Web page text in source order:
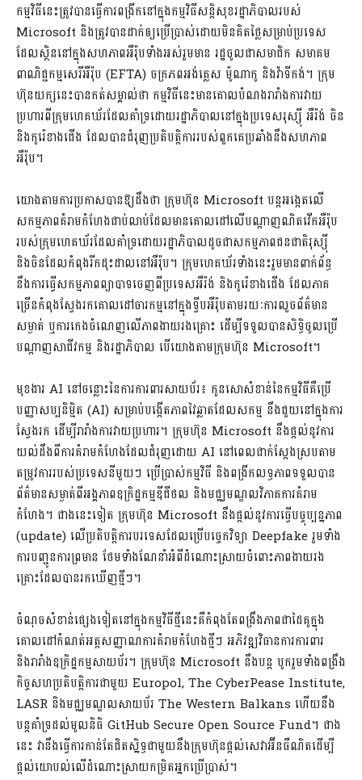
កម្មវិធីនេះត្រូវបានធ្វើការពង្រីកនៅក្នុងកម្មវិធីសន្តិសុខរដ្ឋាភិបាលរបស់
Microsoft និងត្រូវបានដាក់ឲ្យប្រើប្រាស់ដោយមិនគិតថ្លៃសម្រាប់ប្រទេស
ដែលស្ថិននៅក្នុងសហភាពអឺរ៉ុបទាំងអស់រួមមាន រដ្ឋចូលជាសមាជិក សមាគម
ពាណិជ្ជកម្មសេរីអឺរ៉ុប (EFTA) ចក្រភពអង់គ្លេស ម៉ូណាកូ និងវ៉ាទីកង់។ ក្រុម
ហ៊ុនយក្សនេះបានកត់សម្គាល់ថា កម្មវិធីនេះមានគោលបំណងរារាំងការវាយ
ប្រហារពីក្រុមហេគឃ័រដែលគាំទ្រដោយរដ្ឋាភិបាលនៅក្នុងប្រទេសរុស្ស៊ី អឺរ៉ង់ ចិន
និងកូរ៉េខាងជើង ដែលបានជំរុញប្រតិបត្តិការរបស់ពួកគេប្រឆាំងនឹងសហភាព
អឺរ៉ុប។
យោងតាមការប្រកាសបានឱ្យដឹងថា ក្រុមហ៊ុន Microsoft បន្តអង្កេតលើ
សកម្មភាពគំរាមកំហែងជាប់លាប់ដែលមានគោលដៅលើបណ្តាញណិតវើកអឺរ៉ុប
របស់ក្រុមហេគឃ័រដែលគាំទ្រដោយរដ្ឋាភិបាលដូចជាសកម្មភាពជនជាតិរុស្ស៊ី
និងចិនដែលកំពុងរីកដុះដាលនៅអឺរ៉ុប។ ក្រុមហេគឃ័រទាំងនេះរួមមានពាក់ព័ន្ធ
នឹងការធ្វើសកម្មភាពព្យាបាទចេញពីប្រទេសអឺរ៉ង់ និងកូរ៉េខាងជើង ដែលភាគ
ច្រើនកំពុងស្វែងរកគោលដៅចារកម្មនៅក្នុងទ្វីបអឺរ៉ុបតាមរយៈការលួចព័ត៌មាន
សម្ងាត់ ឬការកេងចំណេញលើភាពងាយរងគ្រោះ ដើម្បីទទួលបានសិទ្ធិចូលប្រើ
បណ្តាញសាជីវកម្ម និងរដ្ឋាភិបាល បើយោងតាមក្រុមហ៊ុន Microsoft។
មុខងារ AI នៅចន្លោះនៃការការពារសាយប័រ៖ កូនសោសំខាន់នៃកម្មវិធីគឺប្រើ
បញ្ញាសប្បនិម្មិត (AI) សម្រាប់បង្កើតភាពវៃឆ្លាតដែលសកម្ម នឹងជួយនៅក្នុងការ
ស្វែងរក ដើម្បីរារាំងការវាយប្រហារ។ ក្រុមហ៊ុន Microsoft នឹងផ្តល់នូវការ
យល់ដឹងពីការគំរាមកំហែងដែលជំរុញដោយ AI នៅពេលជាក់ស្តែងស្របតាម
តម្រូវការរបស់ប្រទេសនីមួយៗ ប្រើប្រាស់កម្មវិធី និងពង្រីកលទ្ធភាពទទួលបាន
ព័ត៌មានសម្ងាត់ពីអង្គភាពឧក្រិដ្ឋកម្មឌីជីថល និងមជ្ឈមណ្ឌលវិភាគការគំរាម
កំហែង។ ជាងនេះទៀត ក្រុមហ៊ុន Microsoft នឹងផ្តល់នូវការធ្វើបច្ចុប្បន្នភាព
(update) លើប្រតិបត្តិការបរទេសដែលប្រើបច្ចេកវិទ្យា Deepfake រួមទាំង
ការបញ្ជូនការព្រមាន ថែមទាំងណែនាំអំពីដំណោះស្រាយចំពោះភាពងាយរង
គ្រោះដែលបានរកឃើញថ្មីៗ។
ចំណុចសំខាន់ផ្សេងទៀតនៅក្នុងកម្មវិធីថ្មីនេះគឺកំពុងតែពង្រឹងភាពជាដៃគូក្នុង
គោលដៅកំណត់អត្តសញ្ញាណការគំរាមកំហែងថ្មីៗ អភិវឌ្ឍវិធានការការពារ
និងរារាំងឧក្រិដ្ឋកម្មសាយប័រ។ ក្រុមហ៊ុន Microsoft នឹងបន្ត បូករួមទាំងពង្រឹង
កិច្ចសហប្រតិបត្តិការជាមួយ Europol, The CyberPease Institute,
LASR និងមជ្ឈមណ្ឌលសាយប័រ The Western Balkans ហើយនឹង
បន្តគាំទ្រដល់មូលនិធិ GitHub Secure Open Source Fund។ ជាង
នេះ វានឹងធ្វើការកាន់តែជិតស្និទ្ធជាមួយនឹងក្រុមហ៊ុនផ្តល់សេវាអ៊ីនធឺណិតដើម្បី
ផ្តល់យោបល់លើដំណោះស្រាយកម្រិតអ្នកប្រើប្រាស់។